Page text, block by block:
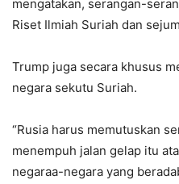
mengatakan, serangan-
Riset Ilmiah Suriah dan
Trump juga secara khusus
negara sekutu Suriah.
“Rusia harus memutuskan
menempuh jalan gelap itu
negaraa-negara yang